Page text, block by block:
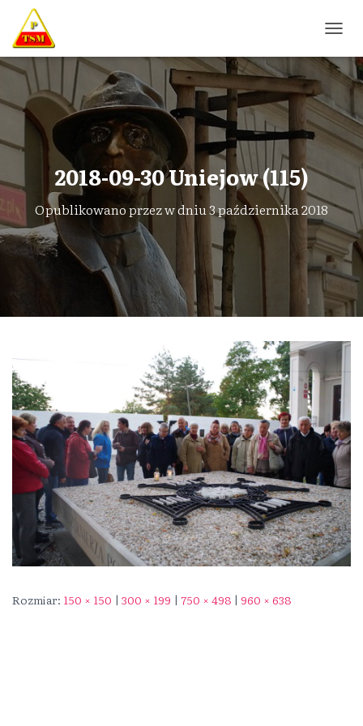
R
Z
Ą
C
Z
A
I
G
C
J
2018-09-30 Uniejow (115)
Opublikowano przezw dniu3 października 2018
Rozmiar: 150 × 150 | 300 × 199 | 750 × 498 | 960 × 638